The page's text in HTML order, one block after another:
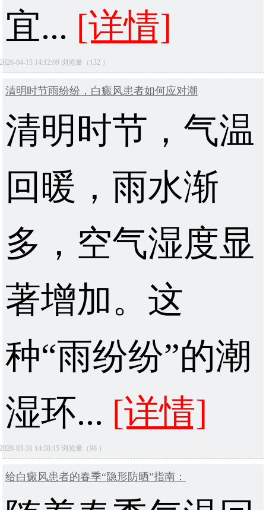
宜... [详情]
04-15 14:12:09 浏览量（132 ）
清明时节雨纷纷，白癜风患者如何应对潮
清明时节，气温
回暖，雨水渐
多，空气湿度显
著增加。这
种“雨纷纷”的潮
湿环... [详情]
03-31 14:38:15 浏览量（98 ）
给白癜风患者的春季“隐形防晒”指南：